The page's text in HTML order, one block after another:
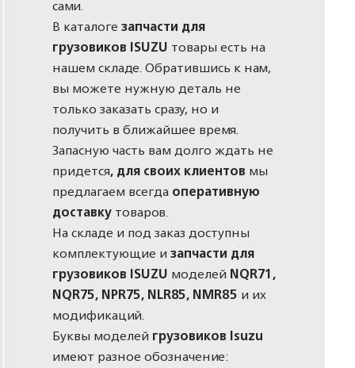
сами.
В каталогезапчасти для
грузовиков ISUZU товары есть на
нашем складе. Обратившись к нам,
вы можете нужную деталь не
только заказать сразу, но и
получить в ближайшее время.
Запасную часть вам долго ждать не
придется, для своих клиентов мы
предлагаем всегдаоперативную
доставкутоваров.
На складе и под заказ доступны
комплектующие изапчасти для
грузовиков ISUZU моделей NQR71,
NQR75, NPR75, NLR85, NMR85 и их
модификаций.
Буквы моделей грузовиков Isuzu
имеют разное обозначение: